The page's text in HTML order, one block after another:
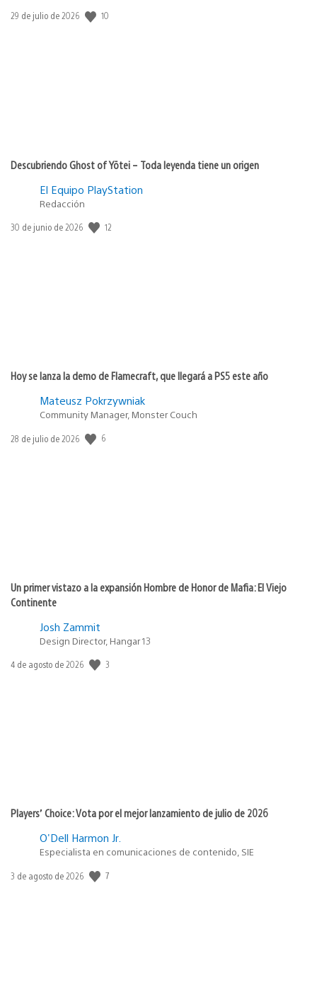
Fecha
29 de julio de 2026 10
Descubriendo Ghost of Yōtei – Toda leyenda tiene un origen
El Equipo PlayStation
Redacción
Fecha
30 de junio de 2026 12
Hoy se lanza la demo de Flamecraft, que llegará a PS5 este año
Mateusz Pokrzywniak
Community Manager, Monster Couch
Fecha
28 de julio de 2026 6
Un primer vistazo a la expansión Hombre de Honor de Mafia: El Viejo
Continente
Josh Zammit
Design Director, Hangar 13
Fecha
4 de agosto de 2026 3
Players’ Choice: Vota por el mejor lanzamiento de julio de 2026
O'Dell Harmon Jr.
Especialista en comunicaciones de contenido, SIE
Fecha
3 de agosto de 2026 7